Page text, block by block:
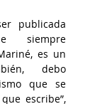
publicada
siempre
es un
debo
que se
escribe”,